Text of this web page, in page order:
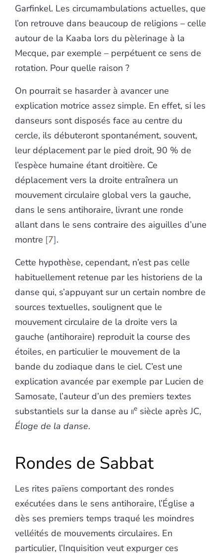
Garfinkel. Les circumambulations actuelles, que
l’on retrouve dans beaucoup de religions – celle
autour de la Kaaba lors du pèlerinage à la
Mecque, par exemple – perpétuent ce sens de
rotation. Pour quelle raison ?
On pourrait se hasarder à avancer une
explication motrice assez simple. En effet, si les
danseurs sont disposés face au centre du
cercle, ils débuteront spontanément, souvent,
leur déplacement par le pied droit, 90 % de
l’espèce humaine étant droitière. Ce
déplacement vers la droite entraînera un
mouvement circulaire global vers la gauche,
dans le sens antihoraire, livrant une ronde
allant dans le sens contraire des aiguilles d’une
montre 7 .
Cette hypothèse, cependant, n’est pas celle
habituellement retenue par les historiens de la
danse qui, s’appuyant sur un certain nombre de
sources textuelles, soulignent que le
mouvement circulaire de la droite vers la
gauche (antihoraire) reproduit la course des
étoiles, en particulier le mouvement de la
bande du zodiaque dans le ciel. C’est une
explication avancée par exemple par Lucien de
Samosate, l’auteur d’un des premiers textes
substantiels sur la danse au iie siècle après JC,
Éloge de la danse.
Rondes de Sabbat
Les rites païens comportant des rondes
exécutées dans le sens antihoraire, l’Église a
dès ses premiers temps traqué les moindres
velléités de mouvements circulaires. En
particulier, l’Inquisition veut expurger ces